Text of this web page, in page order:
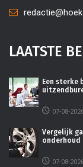
LAATSTE
Een sterke
07-08-
Vergelijk
onderhoud
07-08-